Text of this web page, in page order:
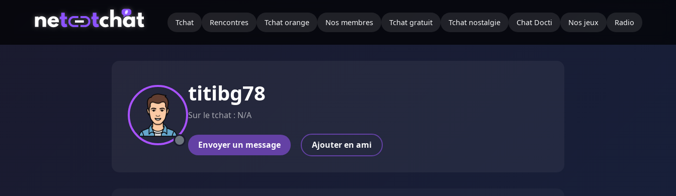
Tchat Rencontres Tchat orange Nos membres Tchat gratuit Tchat nostalgie Chat Docti Nos jeux Radio
titibg78
Sur le tchat : N/A
Envoyer un message Ajouter en ami